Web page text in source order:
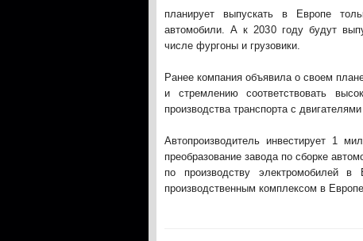
планирует выпускать в Европе
автомобили. А к 2030 году будут
числе фургоны и грузовики.
Ранее компания объявила о своем
и стремлению соответствовать
производства транспорта с
Автопроизводитель инвестирует 1
преобразование завода по сборке
по производству электромобилей
производственным комплексом в